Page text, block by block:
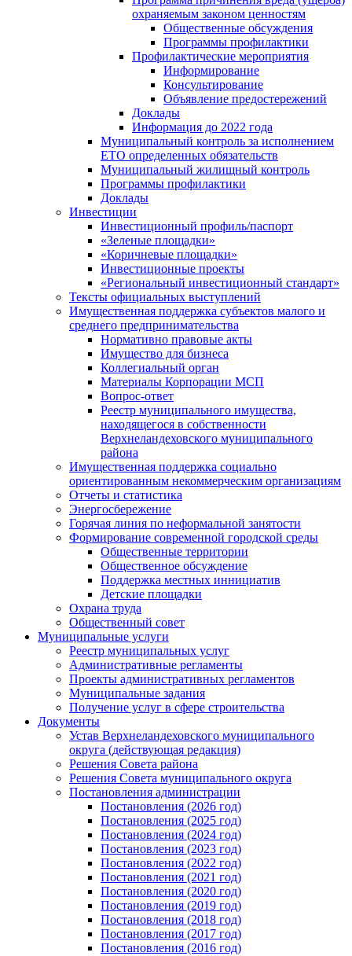
охраняемым законом ценностям
Общественные обсуждения
Программы профилактики
Профилактические мероприятия
Информирование
Консультирование
Объявление предостережений
Доклады
Информация до 2022 года
Муниципальный контроль за исполнением
ЕТО определенных обязательств
Муниципальный жилищный контроль
Программы профилактики
Доклады
Инвестиции
Инвестиционный профиль/паспорт
«Зеленые площадки»
«Коричневые площадки»
Инвестиционные проекты
«Региональный инвестиционный стандарт»
Тексты официальных выступлений
Имущественная поддержка субъектов малого и
среднего предпринимательства
Нормативно правовые акты
Имущество для бизнеса
Коллегиальный орган
Материалы Корпорации МСП
Вопрос-ответ
Реестр муниципального имущества,
находящегося в собственности
Верхнеландеховского муниципального
района
Имущественная поддержка социально
ориентированным некоммерческим организациям
Отчеты и статистика
Энергосбережение
Горячая линия по неформальной занятости
Формирование современной городской среды
Общественные территории
Общественное обсуждение
Поддержка местных иннициатив
Детские площадки
Охрана труда
Общественный совет
Муниципальные услуги
Реестр муниципальных услуг
Административные регламенты
Проекты административных регламентов
Муниципальные задания
Получение услуг в сфере строительства
Документы
Устав Верхнеландеховского муниципального
округа (действующая редакция)
Решения Совета района
Решения Совета муниципального округа
Постановления администрации
Постановления (2026 год)
Постановления (2025 год)
Постановления (2024 год)
Постановления (2023 год)
Постановления (2022 год)
Постановления (2021 год)
Постановления (2020 год)
Постановления (2019 год)
Постановления (2018 год)
Постановления (2017 год)
Постановления (2016 год)